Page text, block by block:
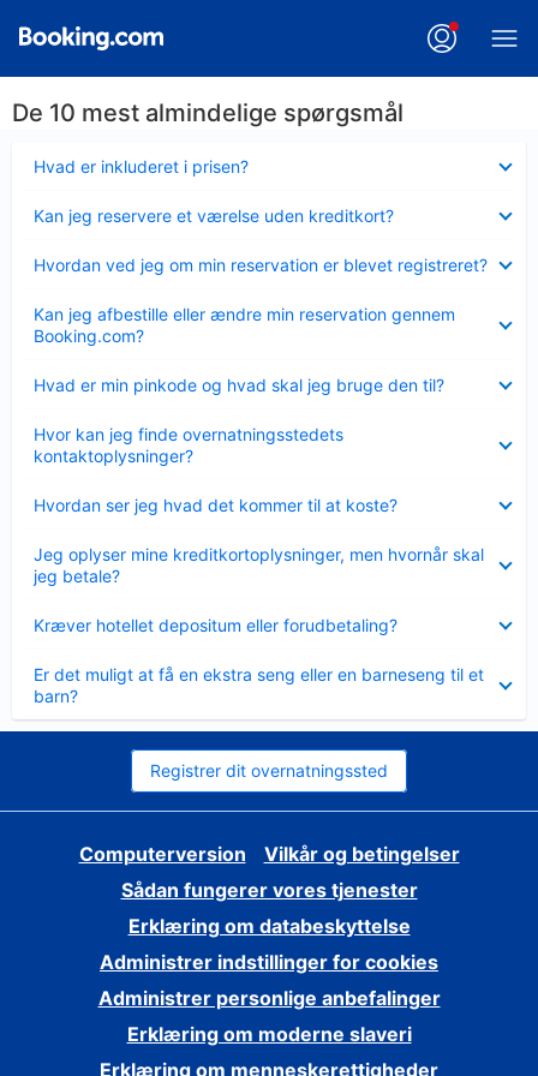
De 10 mest almindelige spørgsmål
Hvad er inkluderet i prisen?
Kan jeg reservere et værelse uden kreditkort?
Hvordan ved jeg om min reservation er blevet registreret?
Kan jeg afbestille eller ændre min reservation gennem
Booking.com?
Hvad er min pinkode og hvad skal jeg bruge den til?
Hvor kan jeg finde overnatningsstedets
kontaktoplysninger?
Hvordan ser jeg hvad det kommer til at koste?
Jeg oplyser mine kreditkortoplysninger, men hvornår skal
jeg betale?
Kræver hotellet depositum eller forudbetaling?
Er det muligt at få en ekstra seng eller en barneseng til et
barn?
Registrer dit overnatningssted
Computerversion
Vilkår og betingelser
Sådan fungerer vores tjenester
Erklæring om databeskyttelse
Administrer indstillinger for cookies
Administrer personlige anbefalinger
Erklæring om moderne slaveri
Erklæring om menneskerettigheder